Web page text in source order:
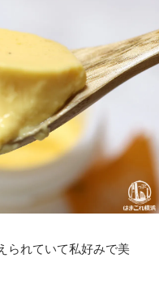
られていて私好みで美